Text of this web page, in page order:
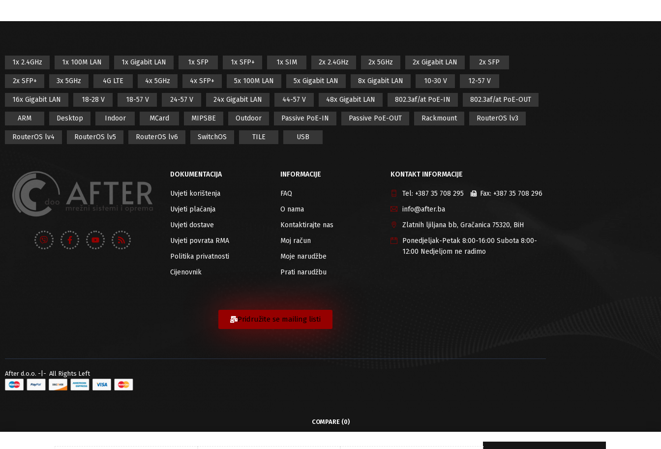
1x 2.4GHz 1x 100M LAN 1x Gigabit LAN 1x SFP 1x SFP+ 1x SIM 2x 2.4GHz 2x 5GHz 2x Gigabit LAN 2x SFP
2x SFP+ 3x 5GHz 4G LTE 4x 5GHz 4x SFP+ 5x 100M LAN 5x Gigabit LAN 8x Gigabit LAN 10-30 V 12-57 V
16x Gigabit LAN 18-28 V 18-57 V 24-57 V 24x Gigabit LAN 44-57 V 48x Gigabit LAN 802.3af/at PoE-IN 802.3af/at PoE-OUT
ARM Desktop Indoor MCard MIPSBE Outdoor Passive PoE-IN Passive PoE-OUT Rackmount RouterOS lv3
RouterOS lv4 RouterOS lv5 RouterOS lv6 SwitchOS TILE USB
DOKUMENTACIJA
Uvjeti korištenja
Uvjeti plaćanja
Uvjeti dostave
Uvjeti povrata RMA
Politika privatnosti
Cijenovnik
INFORMACIJE
FAQ
O nama
Kontaktirajte nas
Moj račun
Moje narudžbe
Prati narudžbu
KONTAKT INFORMACIJE
Tel: +387 35 708 295 Fax: +387 35 708 296
info@after.ba
Zlatnih ljiljana bb, Gračanica 75320, BiH
Ponedjeljak-Petak 8:00-16:00 Subota 8:00-
12:00 Nedjeljom ne radimo
Pridružite se mailing listi
After d.o.o. -|- All Rights Left
COMPARE (0)